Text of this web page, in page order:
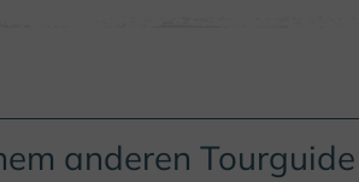
anderen